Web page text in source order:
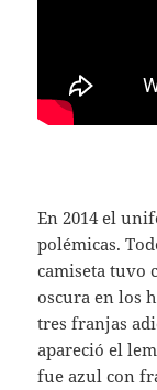
En 2014 el
polémicas.
camiseta tuvo
oscura en los
tres franjas
apareció el
fue azul con